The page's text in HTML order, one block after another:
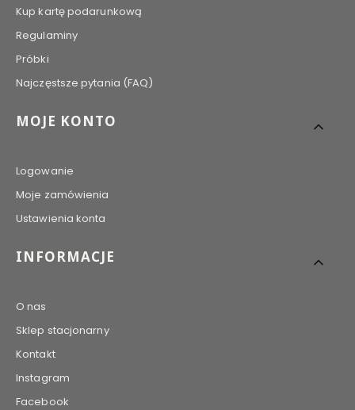
Kup kartę podarunkową
Regulaminy
Próbki
Najczęstsze pytania (FAQ)
MOJE KONTO
Logowanie
Moje zamówienia
Ustawienia konta
INFORMACJE
O nas
Sklep stacjonarny
Kontakt
Instagram
Facebook